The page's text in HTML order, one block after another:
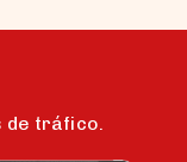
de tráfico.